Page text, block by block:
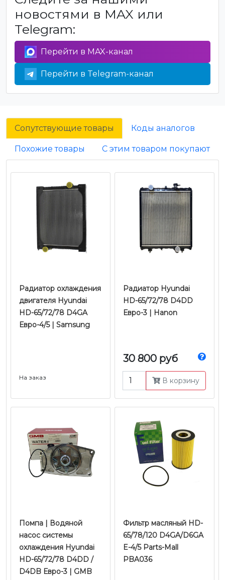
новостями в MAX или
Telegram:
Перейти в MAX-канал
Перейти в Telegram-канал
Сопутствующие товары Коды аналогов
Похожие товары С этим товаром покупают
Радиатор охлаждения
двигателя Hyundai
HD-65/72/78 D4GA
Евро-4/5 | Samsung
На заказ
Радиатор Hyundai
HD-65/72/78 D4DD
Евро-3 | Hanon
30 800 руб
В корзину
Помпа | Водяной
насос системы
охлаждения Hyundai
HD-65/72/78 D4DD /
D4DB Евро-3 | GMB
Фильтр масляный HD-
65/78/120 D4GA/D6GA
E-4/5 Parts-Mall
PBA036